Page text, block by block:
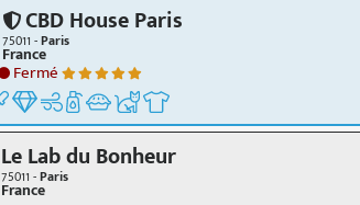
CBD House Paris
75011 -Paris
France
Fermé
Le Lab du Bonheur
75011 -Paris
France